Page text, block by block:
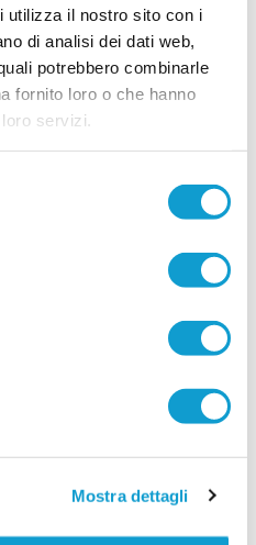
utilizza il nostro sito con i
di analisi dei dati web,
potrebbero combinarle
fornito loro o che hanno
servizi.
Mostra dettagli
Tecnico con
dall’ASD Pagliare per la prossima
migliorare davvero il proprio
di altissimo livello, pronti a